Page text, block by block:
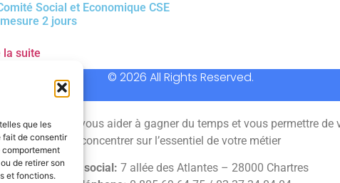
que les
fait de consentir
comportement
de retirer son
et fonctions.
Social et Economique CSE
2 jours
la suite
© 2026 All Rights Reserved.
SMV permet de vous aider à gagner du temps et vous permettre de
concentrer sur l’essentiel de votre métier
Siège social: 7 allée des Atlantes – 28000 Chartres